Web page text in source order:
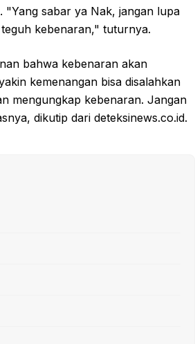
sabar ya Nak, jangan lupa
kebenaran," tuturnya.
bahwa kebenaran akan
kemenangan bisa disalahkan
mengungkap kebenaran. Jangan
dikutip dari deteksinews.co.id.